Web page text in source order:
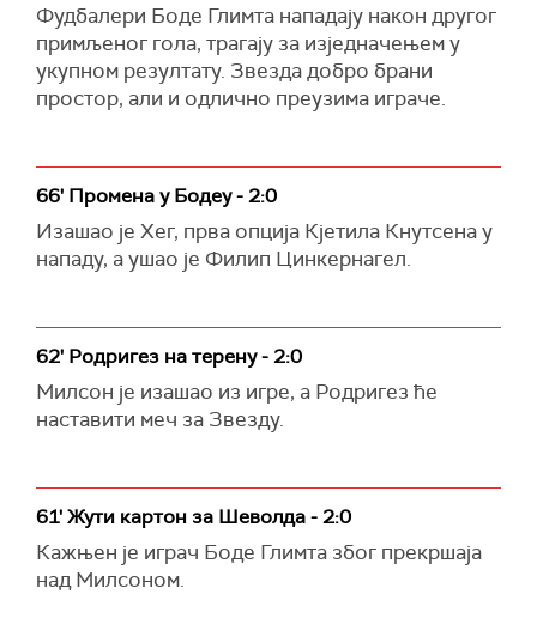
Фудбалери Боде Глимта нападају након другог
примљеног гола, трагају за изједначењем у
укупном резултату. Звезда добро брани
простор, али и одлично преузима играче.
66' Промена у Бодеу - 2:0
Изашао је Хег, прва опција Кјетила Кнутсена у
нападу, а ушао је Филип Цинкернагел.
62' Родригез на терену - 2:0
Милсон је изашао из игре, а Родригез ће
наставити меч за Звезду.
61' Жути картон за Шеволда - 2:0
Кажњен је играч Боде Глимта због прекршаја
над Милсоном.